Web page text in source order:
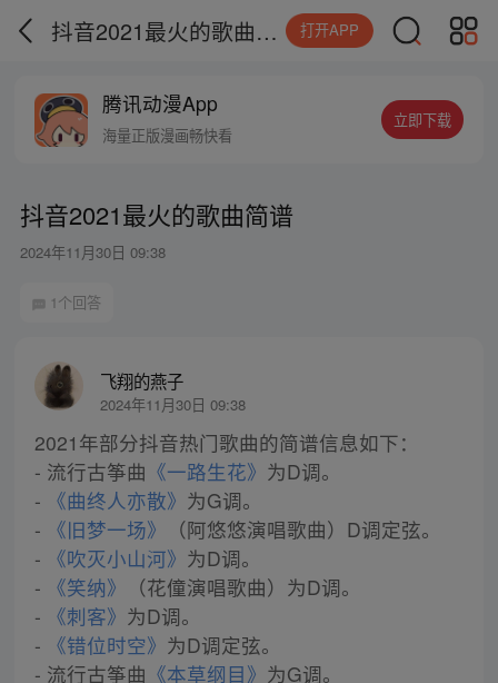
抖音2021最火的歌曲简谱 打开APP
腾讯动漫App
海量正版漫画畅快看
立即下载
抖音2021最火的歌曲简谱
2024年11月30日 09:38
1个回答
飞翔的燕子
2024年11月30日 09:38
2021年部分抖音热门歌曲的简谱信息如下：
- 流行古筝曲 《一路生花》 为D调。
- 《曲终人亦散》 为G调。
- 《旧梦一场》
（阿悠悠演唱歌曲）D调定弦。
- 《吹灭小山河》 为D调。
- 《笑纳》
（花僮演唱歌曲）为D调。
- 《刺客》 为D调。
- 《错位时空》 为D调定弦。
- 流行古筝曲 《本草纲目》 为G调。